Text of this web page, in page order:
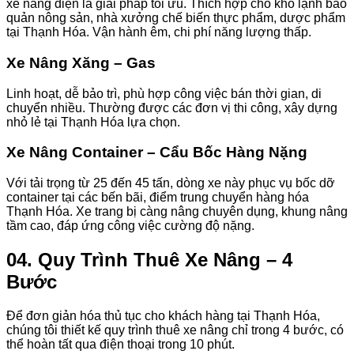
xe nâng điện là giải pháp tối ưu. Thích hợp cho kho lạnh bảo
quản nông sản, nhà xưởng chế biến thực phẩm, dược phẩm
tại Thạnh Hóa. Vận hành êm, chi phí năng lượng thấp.
Xe Nâng Xăng – Gas
Linh hoạt, dễ bảo trì, phù hợp công việc bán thời gian, di
chuyển nhiều. Thường được các đơn vị thi công, xây dựng
nhỏ lẻ tại Thạnh Hóa lựa chọn.
Xe Nâng Container – Cẩu Bốc Hàng Nặng
Với tải trọng từ 25 đến 45 tấn, dòng xe này phục vụ bốc dỡ
container tại các bến bãi, điểm trung chuyển hàng hóa
Thạnh Hóa. Xe trang bị càng nâng chuyên dụng, khung nâng
tầm cao, đáp ứng công việc cường độ nặng.
04. Quy Trình Thuê Xe Nâng – 4
Bước
Để đơn giản hóa thủ tục cho khách hàng tại Thạnh Hóa,
chúng tôi thiết kế quy trình thuê xe nâng chỉ trong 4 bước, có
thể hoàn tất qua điện thoại trong 10 phút.